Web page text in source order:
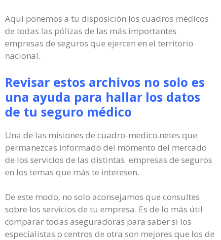
Aquí ponemos a tu disposición los cuadros médicos
de todas las pólizas de las más importantes
empresas de seguros que ejercen en el territorio
nacional.
Revisar estos archivos no solo es
una ayuda para hallar los datos
de tu seguro médico
Una de las misiones de cuadro-medico.netes que
permanezcas informado del momento del mercado
de los servicios de las distintas empresas de seguros
en los temas que más te interesen.
De este modo, no solo aconsejamos que consultes
sobre los servicios de tu empresa. Es de lo más útil
comparar todas aseguradoras para saber si los
especialistas o centros de otra son mejores que los de